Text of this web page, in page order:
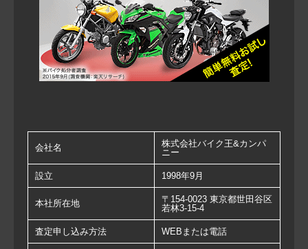
会社名
株式会社バイク王&カンパ
ニー
設立 1998年9月
本社所在地
〒154-0023 東京都世田谷区
若林3-15-4
査定申し込み方法 WEBまたは電話